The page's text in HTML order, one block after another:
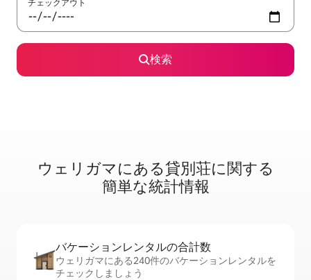
チェックアウト
検索
ウェリガマに⁠あ⁠る貸⁠別⁠荘⁠に関⁠す⁠る
簡⁠単⁠な統⁠計⁠情⁠報
バケーションレ⁠ン⁠タ⁠ル⁠の合⁠計⁠数
ウェリガマにある240件のバケーションレンタルを
チェックしましょう